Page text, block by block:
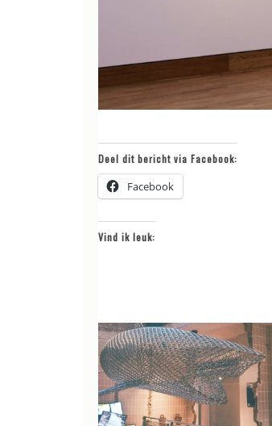
Deel dit bericht via Facebook:
Facebook
Vind ik leuk: